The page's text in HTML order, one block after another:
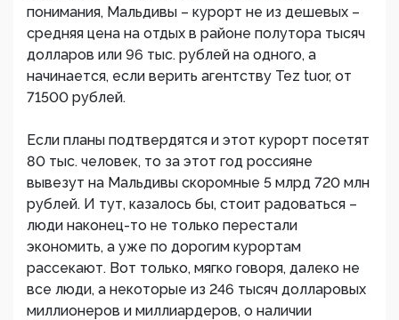
понимания, Мальдивы – курорт не из дешевых –
средняя цена на отдых в районе полутора тысяч
долларов или 96 тыс. рублей на одного, а
начинается, если верить агентству Tez tuor, от
71500 рублей.
Если планы подтвердятся и этот курорт посетят
80 тыс. человек, то за этот год россияне
вывезут на Мальдивы скоромные 5 млрд 720 млн
рублей. И тут, казалось бы, стоит радоваться –
люди наконец-то не только перестали
экономить, а уже по дорогим курортам
рассекают. Вот только, мягко говоря, далеко не
все люди, а некоторые из 246 тысяч долларовых
миллионеров и миллиардеров, о наличии